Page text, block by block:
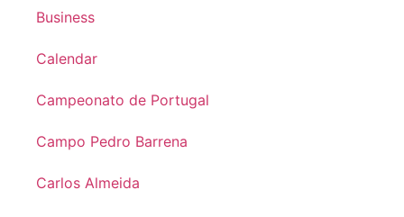
Business
Calendar
Campeonato de Portugal
Campo Pedro Barrena
Carlos Almeida